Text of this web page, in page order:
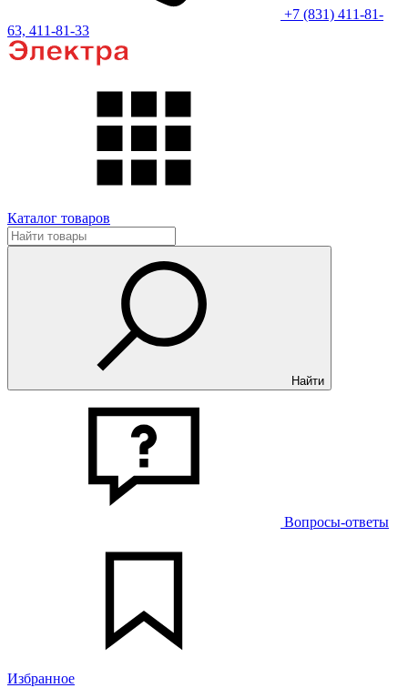
+7 (831) 411-81-
63, 411-81-33
Каталог товаров
Найти
Вопросы-ответы
Избранное